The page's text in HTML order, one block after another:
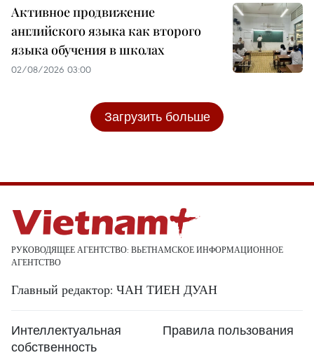
Активное продвижение
английского языка как второго
языка обучения в школах
02/08/2026 03:00
Загрузить больше
РУКОВОДЯЩЕЕ АГЕНТСТВО: ВЬЕТНАМСКОЕ ИНФОРМАЦИОННОЕ
АГЕНТСТВО
Главный редактор: ЧАН ТИЕН ДУАН
Интеллектуальная
собственность
Правила пользования